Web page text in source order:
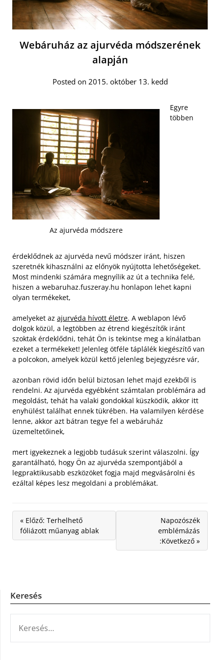
Webáruház az ajurvéda módszerének
alapján
Posted on 2015. október 13. kedd
Az ajurvéda módszere
Egyre
többen
érdeklődnek az ajurvéda nevű módszer iránt, hiszen
szeretnék kihasználni az előnyök nyújtotta lehetőségeket.
Most mindenki számára megnyílik az út a technika felé,
hiszen a webaruhaz.fuszeray.hu honlapon lehet kapni
olyan termékeket,
amelyeket az ajurvéda hívott életre. A weblapon lévő
dolgok közül, a legtöbben az étrend kiegészítők iránt
szoktak érdeklődni, tehát Ön is tekintse meg a kínálatban
ezeket a termékeket! Jelenleg ötféle táplálék kiegészítő van
a polcokon, amelyek közül kettő jelenleg bejegyzésre vár,
azonban rövid időn belül biztosan lehet majd ezekből is
rendelni. Az ajurvéda egyébként számtalan problémára ad
megoldást, tehát ha valaki gondokkal küszködik, akkor itt
enyhülést találhat ennek tükrében. Ha valamilyen kérdése
lenne, akkor azt bátran tegye fel a webáruház
üzemeltetőinek,
mert igyekeznek a legjobb tudásuk szerint válaszolni. Így
garantálható, hogy Ön az ajurvéda szempontjából a
legpraktikusabb eszközöket fogja majd megvásárolni és
ezáltal képes lesz megoldani a problémákat.
« Előző: Terhelhető
fóliázott műanyag ablak
Napozószék
emblémázás
:Következő »
Keresés